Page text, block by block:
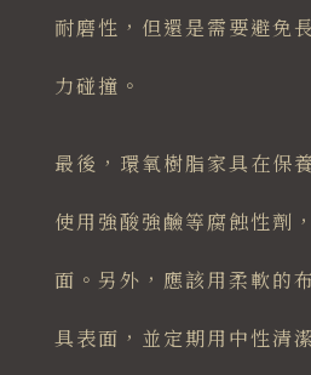
耐磨性，但還是需要避免
力碰撞。
最後，環氧樹脂家具在保
使用強酸強鹼等腐蝕性劑
面。另外，應該用柔軟的
具表面，並定期用中性清